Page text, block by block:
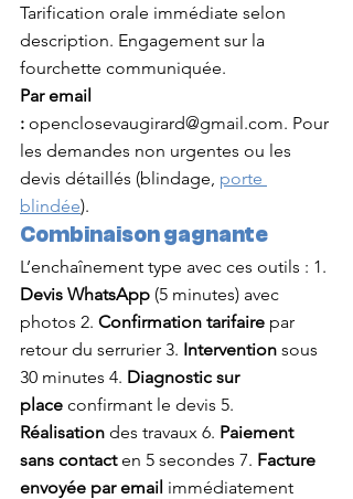
Tarification orale immédiate selon
description. Engagement sur la
fourchette communiquée.
Par email
: openclosevaugirard@gmail.com. Pour
les demandes non urgentes ou les
devis détaillés (blindage, porte
blindée).
Combinaison gagnante
L’enchaînement type avec ces outils : 1.
Devis WhatsApp (5 minutes) avec
photos 2. Confirmation tarifaire par
retour du serrurier 3. Intervention sous
30 minutes 4. Diagnostic sur
place confirmant le devis 5.
Réalisation des travaux 6. Paiement
sans contact en 5 secondes 7. Facture
envoyée par email immédiatement